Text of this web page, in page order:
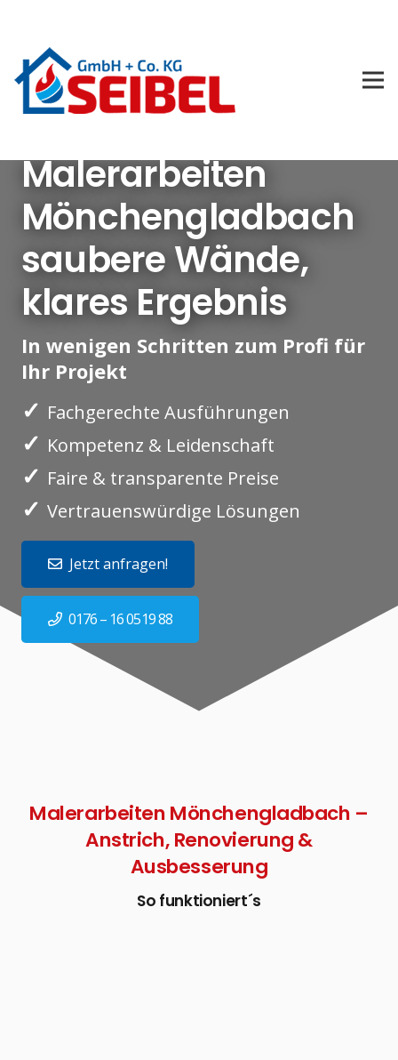
Malerarbeiten
Mönchengladbach
saubere Wände,
klares Ergebnis
In wenigen Schritten zum Profi für
Ihr Projekt
✓ Fachgerechte Ausführungen
✓ Kompetenz & Leidenschaft
✓ Faire & transparente Preise
✓ Vertrauenswürdige Lösungen
Jetzt anfragen!
0176 – 16 0519 88
Malerarbeiten Mönchengladbach –
Anstrich, Renovierung &
Ausbesserung
So funktioniert´s